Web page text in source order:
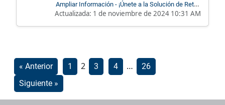
Ampliar Información - ¡Únete a la Solución de Retos
Tecnológicos en Aldea Escala 4.0!
Actualizada: 1 de noviembre de 2024 10:31 AM
Paginación
de
entradas
« Anterior 1 2 3 4 …
26
Siguiente »